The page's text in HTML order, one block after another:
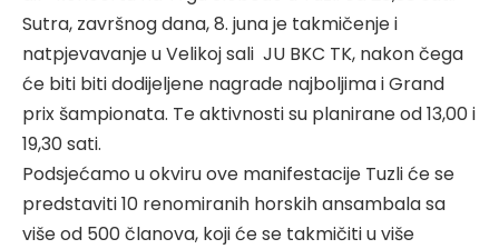
Sutra, završnog dana, 8. juna je takmičenje i
natpjevavanje u Velikoj sali JU BKC TK, nakon čega
će biti biti dodijeljene nagrade najboljima i Grand
prix šampionata. Te aktivnosti su planirane od 13,00 i
19,30 sati.
Podsjećamo u okviru ove manifestacije Tuzli će se
predstaviti 10 renomiranih horskih ansambala sa
više od 500 članova, koji će se takmičiti u više